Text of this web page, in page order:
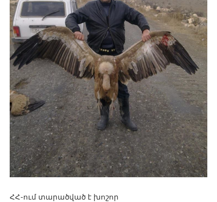
ՀՀ-ում տարածված է խոշոր